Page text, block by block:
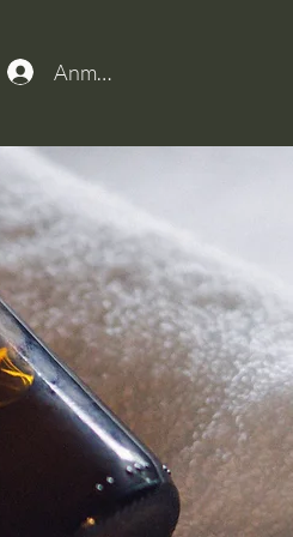
Anmelden